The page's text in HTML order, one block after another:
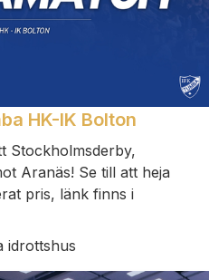
HK-IK Bolton
Stockholmsderby,
Aranäs! Se till att heja
pris, länk finns i
idrottshus